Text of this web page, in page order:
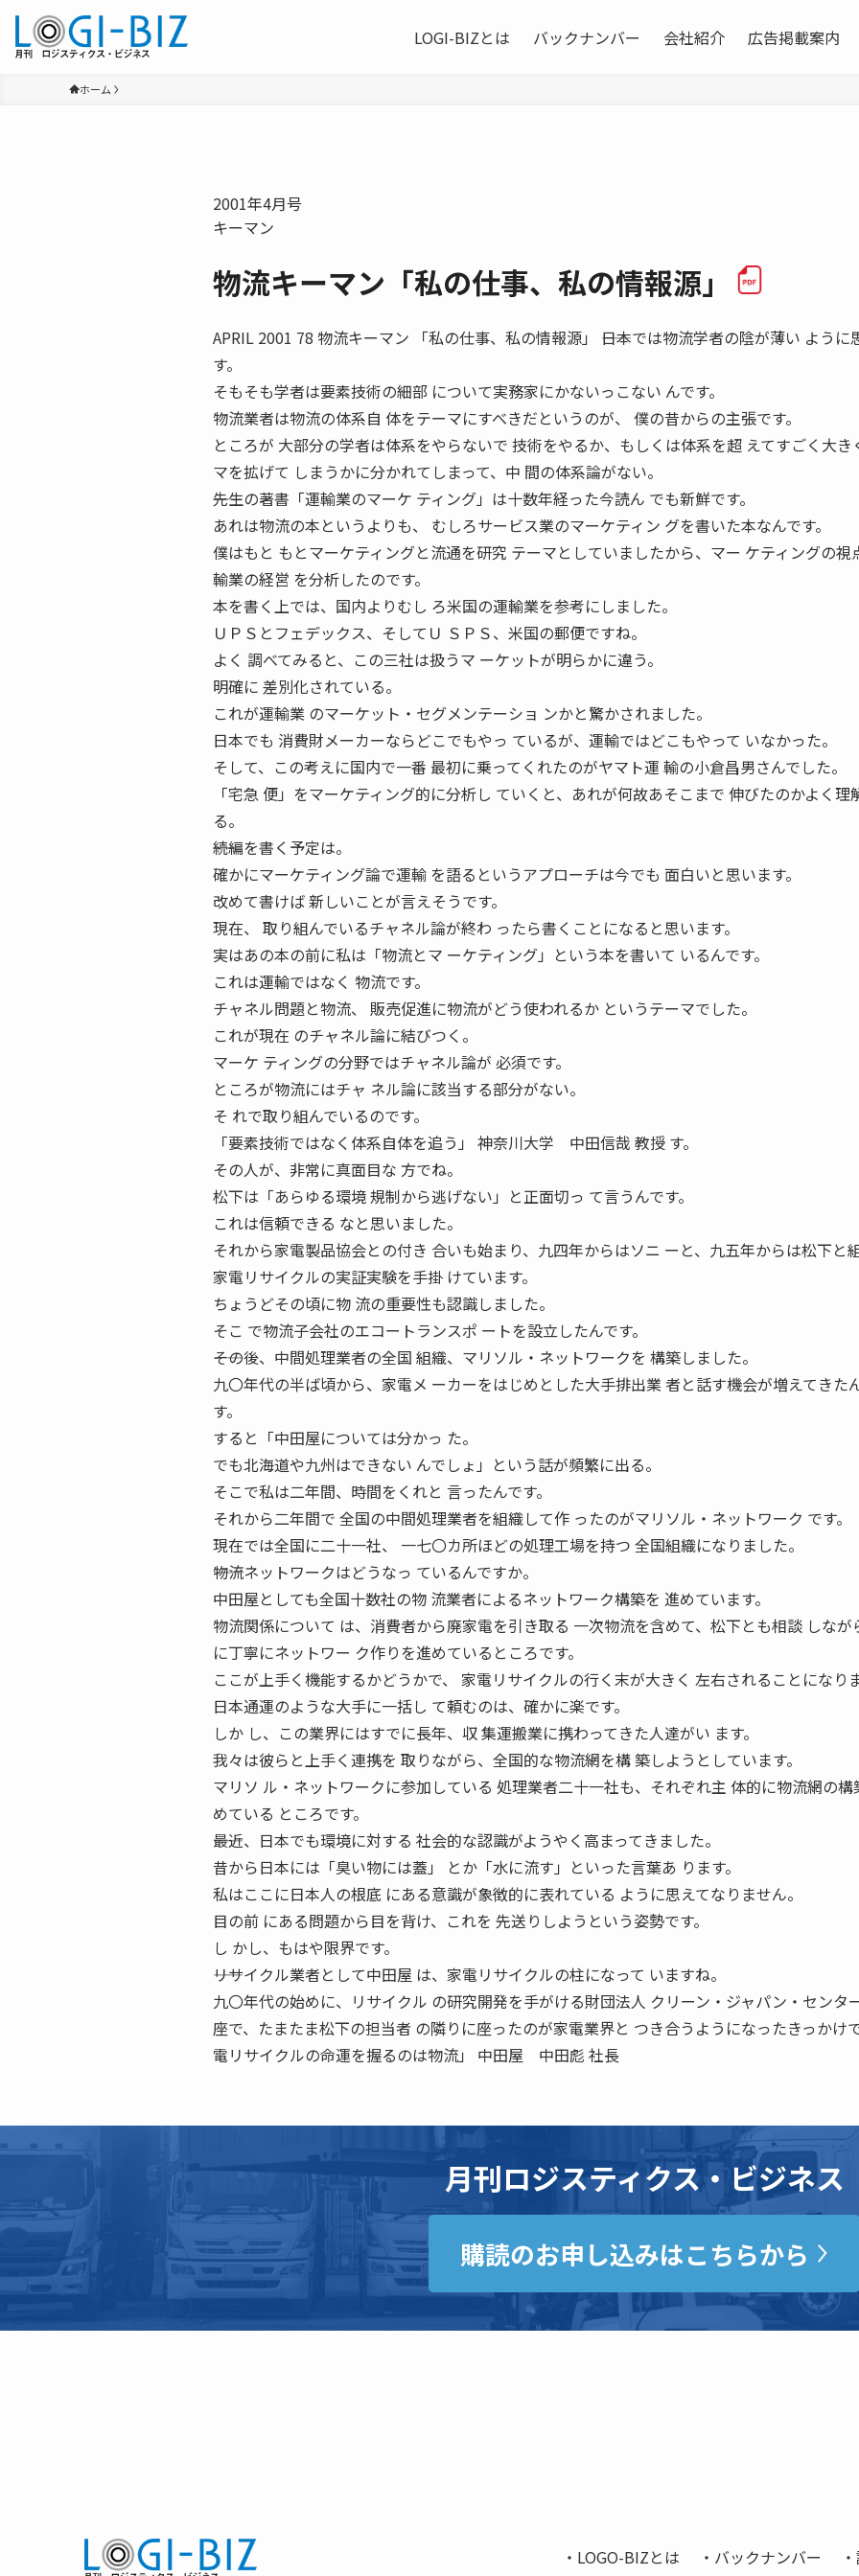
LOGI-BIZとは バックナンバー 会社紹介 広告掲載案内
ホーム
2001年4月号
キーマン
物流キーマン「私の仕事、私の情報源」
APRIL 2001 78 物流キーマン 「私の仕事、私の情報源」 ――日本では物流学者の陰が薄い ように
す。
そもそも学者は要素技術の細部 について実務家にかないっこない んです。
物流業者は物流の体系自 体をテーマにすべきだというのが、 僕の昔からの主張です。
ところが 大部分の学者は体系をやらないで 技術をやるか、もしくは体系を超 えてすごく大き
マを拡げて しまうかに分かれてしまって、中 間の体系論がない。
――先生の著書「運輸業のマーケ ティング」は十数年経った今読ん でも新鮮です。
あれは物流の本というよりも、 むしろサービス業のマーケティン グを書いた本なんです。
僕はもと もとマーケティングと流通を研究 テーマとしていましたから、マー ケティングの視
輸業の経営 を分析したのです。
本を書く上では、国内よりむし ろ米国の運輸業を参考にしました。
ＵＰＳとフェデックス、そしてＵ ＳＰＳ、米国の郵便ですね。
よく 調べてみると、この三社は扱うマ ーケットが明らかに違う。
明確に 差別化されている。
これが運輸業 のマーケット・セグメンテーショ ンかと驚かされました。
日本でも 消費財メーカーならどこでもやっ ているが、運輸ではどこもやって いなかった。
そして、この考えに国内で一番 最初に乗ってくれたのがヤマト運 輸の小倉昌男さんでした。
「宅急 便」をマーケティング的に分析し ていくと、あれが何故あそこまで 伸びたのかよく理
る。
――続編を書く予定は。
確かにマーケティング論で運輸 を語るというアプローチは今でも 面白いと思います。
改めて書けば 新しいことが言えそうです。
現在、 取り組んでいるチャネル論が終わ ったら書くことになると思います。
実はあの本の前に私は「物流とマ ーケティング」という本を書いて いるんです。
これは運輸ではなく 物流です。
チャネル問題と物流、 販売促進に物流がどう使われるか というテーマでした。
これが現在 のチャネル論に結びつく。
マーケ ティングの分野ではチャネル論が 必須です。
ところが物流にはチャ ネル論に該当する部分がない。
そ れで取り組んでいるのです。
「要素技術ではなく体系自体を追う」 神奈川大学 中田信哉 教授 す。
その人が、非常に真面目な 方でね。
松下は「あらゆる環境 規制から逃げない」と正面切っ て言うんです。
これは信頼できる なと思いました。
それから家電製品協会との付き 合いも始まり、九四年からはソニ ーと、九五年からは松下と
家電リサイクルの実証実験を手掛 けています。
ちょうどその頃に物 流の重要性も認識しました。
そこ で物流子会社のエコートランスポ ートを設立したんです。
――その後、中間処理業者の全国 組織、マリソル・ネットワークを 構築しました。
九〇年代の半ば頃から、家電メ ーカーをはじめとした大手排出業 者と話す機会が増えてきた
す。
すると「中田屋については分かっ た。
でも北海道や九州はできない んでしょ」という話が頻繁に出る。
そこで私は二年間、時間をくれと 言ったんです。
それから二年間で 全国の中間処理業者を組織して作 ったのがマリソル・ネットワーク です。
現在では全国に二十一社、 一七〇カ所ほどの処理工場を持つ 全国組織になりました。
――物流ネットワークはどうなっ ているんですか。
中田屋としても全国十数社の物 流業者によるネットワーク構築を 進めています。
物流関係について は、消費者から廃家電を引き取る 一次物流を含めて、松下とも相談 しなが
に丁寧にネットワー ク作りを進めているところです。
ここが上手く機能するかどうかで、 家電リサイクルの行く末が大きく 左右されることになり
日本通運のような大手に一括し て頼むのは、確かに楽です。
しか し、この業界にはすでに長年、収 集運搬業に携わってきた人達がい ます。
我々は彼らと上手く連携を 取りながら、全国的な物流網を構 築しようとしています。
マリソ ル・ネットワークに参加している 処理業者二十一社も、それぞれ主 体的に物流網の構
めている ところです。
――最近、日本でも環境に対する 社会的な認識がようやく高まってきました。
昔から日本には「臭い物には蓋」 とか「水に流す」といった言葉あ ります。
私はここに日本人の根底 にある意識が象徴的に表れている ように思えてなりません。
目の前 にある問題から目を背け、これを 先送りしようという姿勢です。
し かし、もはや限界です。
――リサイクル業者として中田屋 は、家電リサイクルの柱になって いますね。
九〇年代の始めに、リサイクル の研究開発を手がける財団法人 クリーン・ジャパン・センタ
座で、たまたま松下の担当者 の隣りに座ったのが家電業界と つき合うようになったきっかけ
電リサイクルの命運を握るのは物流」 中田屋 中田彪 社長
月刊ロジスティクス・ビジネス
購読のお申し込みはこちらから
LOGO-BIZとは バックナンバー